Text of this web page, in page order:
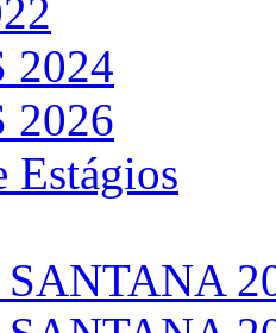
2024
2026
Estágios
SANTANA